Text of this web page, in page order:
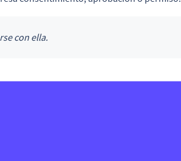
con ella.